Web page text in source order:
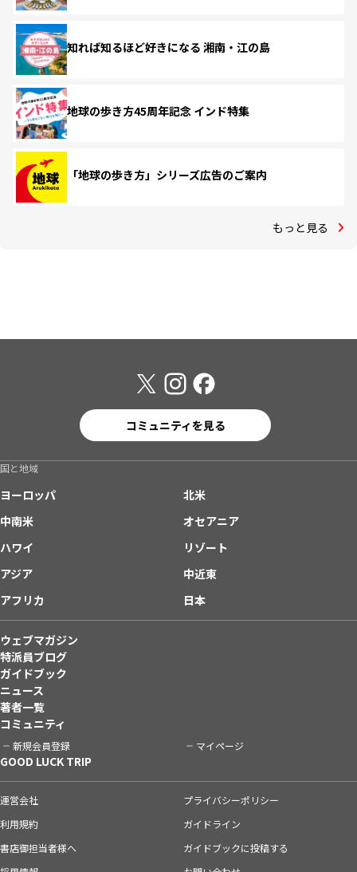
知れば知るほど好きになる 湘南・江の島
地球の歩き方45周年記念 インド特集
「地球の歩き方」シリーズ広告のご案内
もっと見る
コミュニティを見る
国と地域
ヨーロッパ
北米
中南米
オセアニア
ハワイ
リゾート
アジア
中近東
アフリカ
日本
ウェブマガジン
特派員ブログ
ガイドブック
ニュース
著者一覧
コミュニティ
新規会員登録 マイページ
GOOD LUCK TRIP
運営会社
プライバシーポリシー
利用規約
ガイドライン
書店御担当者様へ
ガイドブックに投稿する